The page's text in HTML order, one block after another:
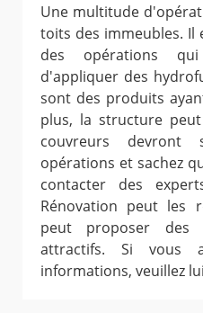
Une multitude
toits des immeubles. Il
des opérations
d'appliquer des
sont des produits
plus, la structure
couvreurs
opérations et sachez
contacter des
Rénovation peut les
peut proposer
attractifs. Si vous
informations, veuillez